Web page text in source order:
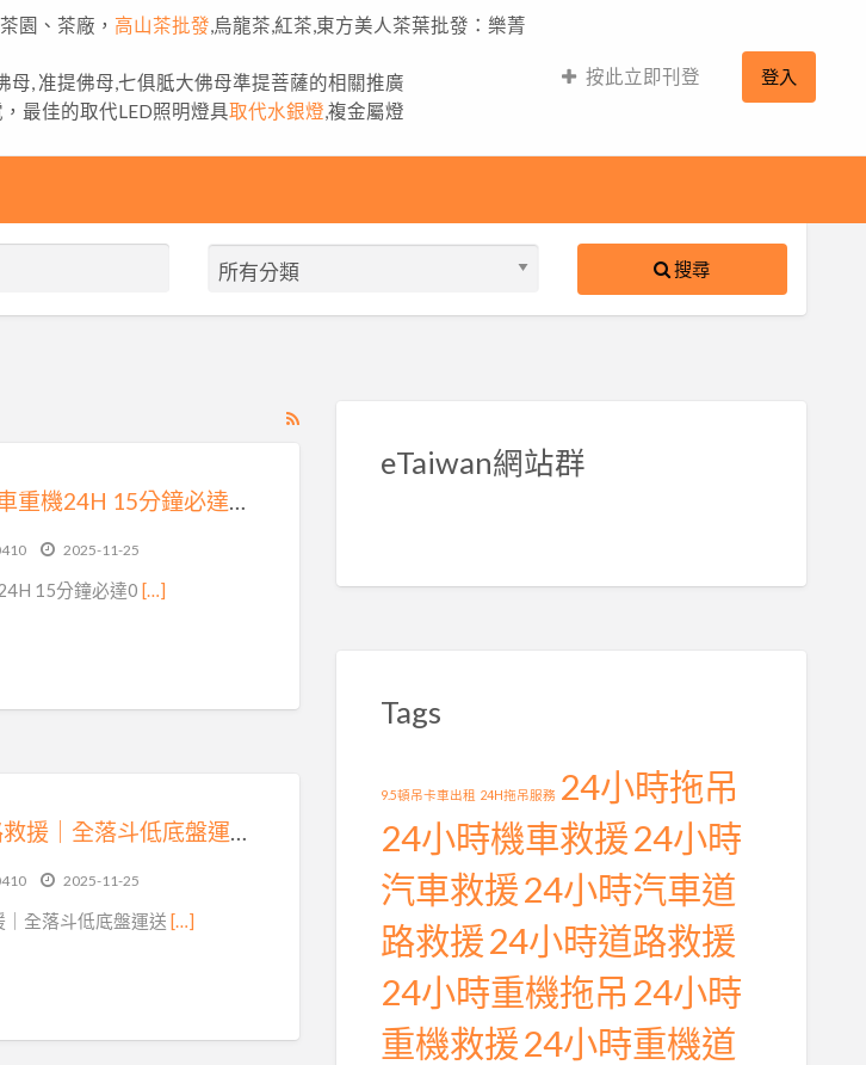
園、茶廠， 高山茶批發 ,烏龍茶,紅茶,東方美人茶葉批發：樂菁
母, 准提佛母,七俱胝大佛母準提菩薩的相關推廣
最佳的取代LED照明燈具取代水銀燈 ,複金屬燈
按此立即刊登 登入
搜尋
RSS
吊
雙北接電救援服務！汽機車重機24H 15分鐘必達0913177311
2025-11-25
15分鐘必達0 […]
24 小時苗栗汽車重機道路救援｜全落斗低底盤運送，15 分鐘火速到場！
2025-11-25
全落斗低底盤運送 […]
eTaiwan網站群
Tags
9.5頓吊卡車出租 24H拖吊服務 24小時拖吊
24小時機車救援24小時
汽車救援24小時汽車道
路救援24小時道路救援
24小時重機拖吊 24小時
重機救援24小時重機道